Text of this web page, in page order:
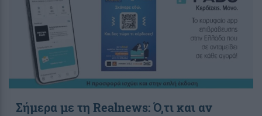
Σήμερα με τη Realnews: Ό,τι και αν